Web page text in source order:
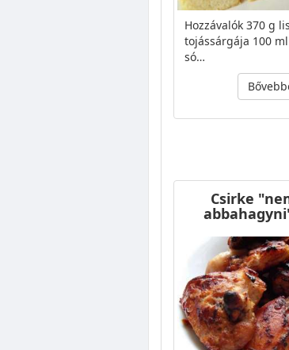
Hozzávalók 370 g
tojássárgája 100
só…
Csirke